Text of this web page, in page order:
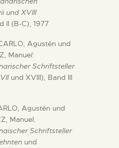
und XVIII
II (B-C), 1977
Agustén und
Manuel:
Schriftsteller
und XVIII), Band III
Agustén und
Manuel:
Schriftsteller
und